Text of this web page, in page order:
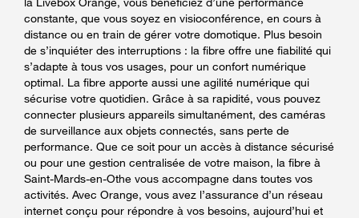
constante, que vous soyez en visioconférence, en cours à
distance ou en train de gérer votre domotique. Plus besoin
de s’inquiéter des interruptions : la fibre offre une fiabilité qui
s’adapte à tous vos usages, pour un confort numérique
optimal. La fibre apporte aussi une agilité numérique qui
sécurise votre quotidien. Grâce à sa rapidité, vous pouvez
connecter plusieurs appareils simultanément, des caméras
de surveillance aux objets connectés, sans perte de
performance. Que ce soit pour un accès à distance sécurisé
ou pour une gestion centralisée de votre maison, la fibre à
Saint-Mards-en-Othe vous accompagne dans toutes vos
activités. Avec Orange, vous avez l’assurance d’un réseau
internet conçu pour répondre à vos besoins, aujourd’hui et